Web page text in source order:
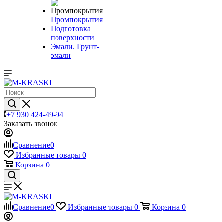
Промпокрытия
Подготовка
поверхности
Эмали. Грунт-
эмали
+7 930 424-49-94
Заказать звонок
Сравнение0
Избранные товары 0
Корзина 0
Сравнение0 Избранные товары 0 Корзина 0